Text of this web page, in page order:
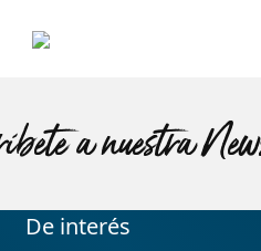
a nuestra
De interés